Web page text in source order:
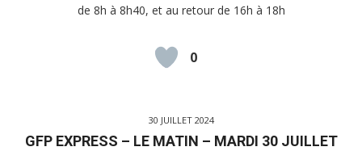
de 8h à 8h40, et au retour de 16h à 18h
0
30 JUILLET 2024
GFP EXPRESS – LE MATIN – MARDI 30 JUILLET